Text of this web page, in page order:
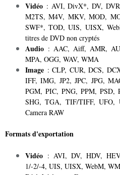
Vidéo : AVI, DivX*, DV,
M2TS, M4V, MKV, MOD,
SWF*, TOD, UIS, UISX,
titres de DVD non cryptés
Audio : AAC, Aiff, AMR,
MPA, OGG, WAV, WMA
Image : CLP, CUR, DCS,
IFF, IMG, JP2, JPC, JPG,
PGM, PIC, PNG, PPM, PSD,
SHG, TGA, TIF/TIFF, UFO,
Camera RAW
Formats d'exportation
Vidéo : AVI, DV, HDV,
1/-2/-4, UIS, UISX, WebM,